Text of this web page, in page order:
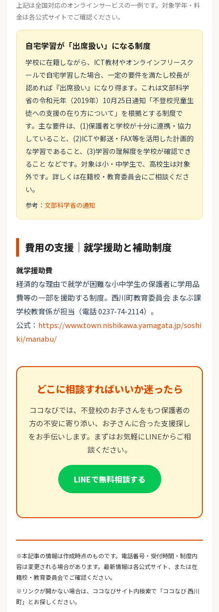
上記は全国対応のオンラインサービスの一例です。対象学年・料
金は各公式サイトでご確認ください。
自宅学習が「出席扱い」になる制度
学校に在籍しながら、ICT教材やオンラインフリースク
ールで自宅学習した場合、一定の要件を満たし校長が
認めれば『出席扱い』になり得ます。これは文部科学
省の令和元年（2019年）10月25日通知「不登校児童生
徒への支援の在り方について」を根拠とする制度で
す。主な要件は、(1)保護者と学校が十分に連携・協力
していること、(2)ICTや郵送・FAX等を活用した計画的
な学習であること、(3)学習の理解度を学校が確認でき
ること などです。対象は小・中学生で、高校生は対象
外です。詳しくは在籍校・教育委員会にご相談くださ
い。
参考： 文部科学省の通知
費用の支援｜就学援助と補助制度
就学援助費
経済的な理由で就学が困難な小中学生の保護者に学用品
費等の一部を援助する制度。西川町教育委員会 まなぶ課
学校教育係が担当（電話 0237-74-2114）。
公式： https://www.town.nishikawa.yamagata.jp/soshi
ki/manabu/
どこに相談すればいいか迷ったら
ココなびでは、不登校のお子さんをもつ保護者の
方の不安に寄り添い、お子さんに合った支援探し
をお手伝いします。まずはお気軽にLINEからご相
談ください。
LINEで無料相談する
※本記事の情報は作成時点のものです。電話番号・受付時間・制度内
容は変更される場合があります。最新情報は各公式サイト、または在
籍校・教育委員会でご確認ください。
※リンクが開かない場合は、ココなびサイト内検索で「ココなび 西川
町」とお探しください。